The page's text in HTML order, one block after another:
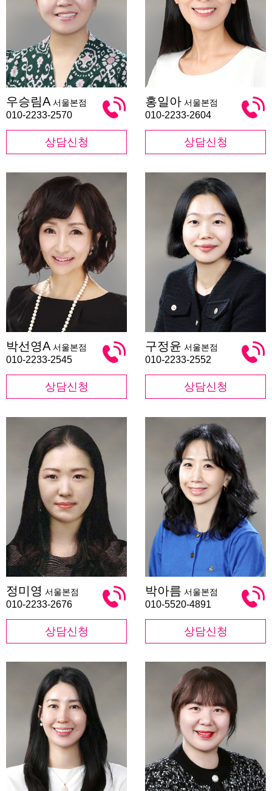
승
림
우승림A 서울본점
010-2233-2570
상담신청
일
아
홍일아 서울본점
010-2233-2604
상담신청
선
영
박선영A 서울본점
010-2233-2545
상담신청
정
윤
구정윤 서울본점
010-2233-2552
상담신청
미
영
정미영 서울본점
010-2233-2676
상담신청
아
름
박아름 서울본점
010-5520-4891
상담신청